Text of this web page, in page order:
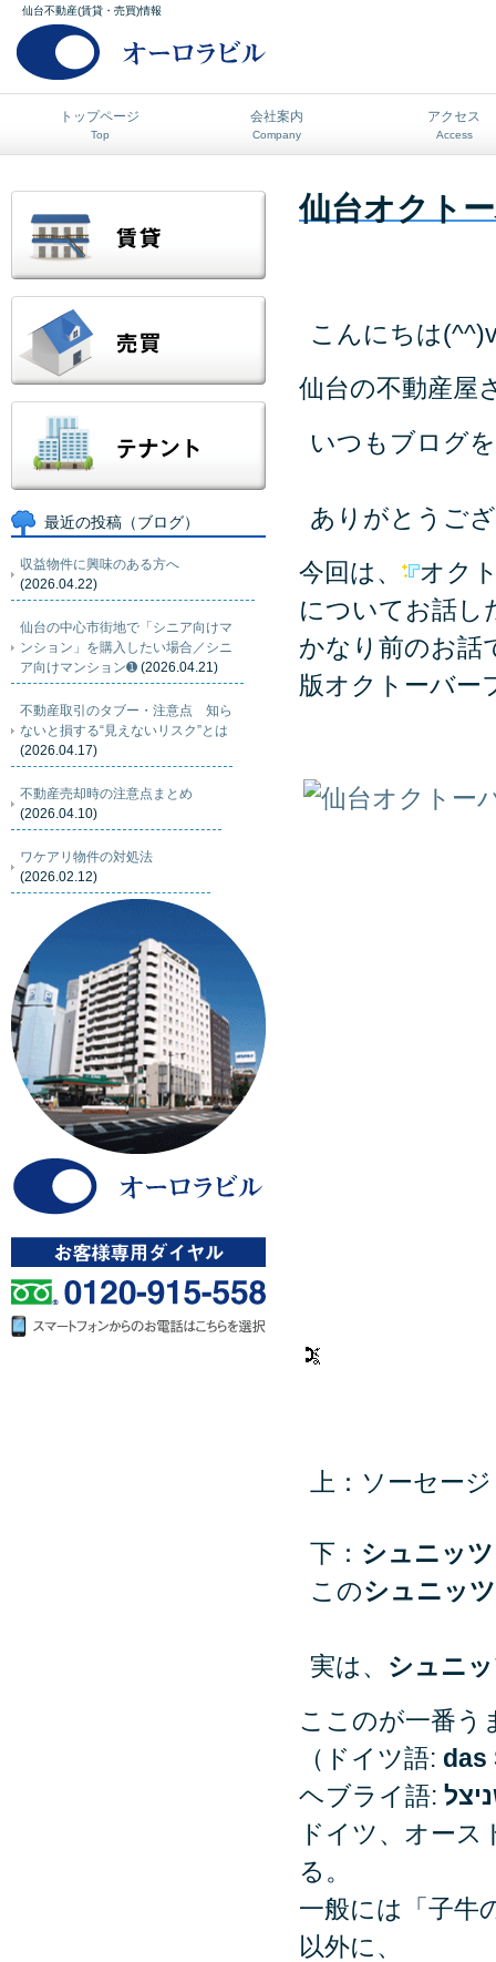
仙台不動産(賃貸・売買)情報
トップページ
Top
会社案内
Company
アクセス
Access
仙台オクト
こんにちは
仙台の不動産屋
いつもブログ
ありがとうご
今回は、
オク
についてお話し
かなり前のお話
版オクトーバー
上：ソーセージ
下： シュニッ
このシュニッ
実は、 シュニ
ここのが一番う
（ドイツ語: das
ヘブライ語:
ドイツ、オー
る。
一般には「子牛
以外に、
最近の投稿（ブログ）
収益物件に興味のある方へ
(2026.04.22)
仙台の中心市街地で「シニア向けマ
ンション」を購入したい場合／シニ
ア向けマンション➊ (2026.04.21)
不動産取引のタブー・注意点 知ら
ないと損する“見えないリスク”とは
(2026.04.17)
不動産売却時の注意点まとめ
(2026.04.10)
ワケアリ物件の対処法
(2026.02.12)